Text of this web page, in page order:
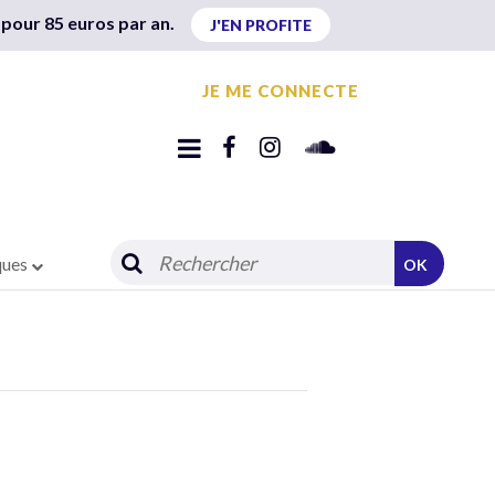
85 euros par an. J'EN PROFITE
JE ME CONNECTE
OK